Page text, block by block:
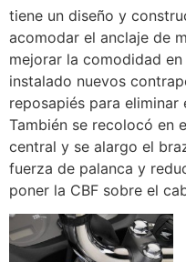
tiene un diseño y
acomodar el anclaje de
mejorar la comodidad
instalado nuevos
reposapiés para
También se recolocó en
central y se alargo el
fuerza de palanca y
poner la CBF sobre el